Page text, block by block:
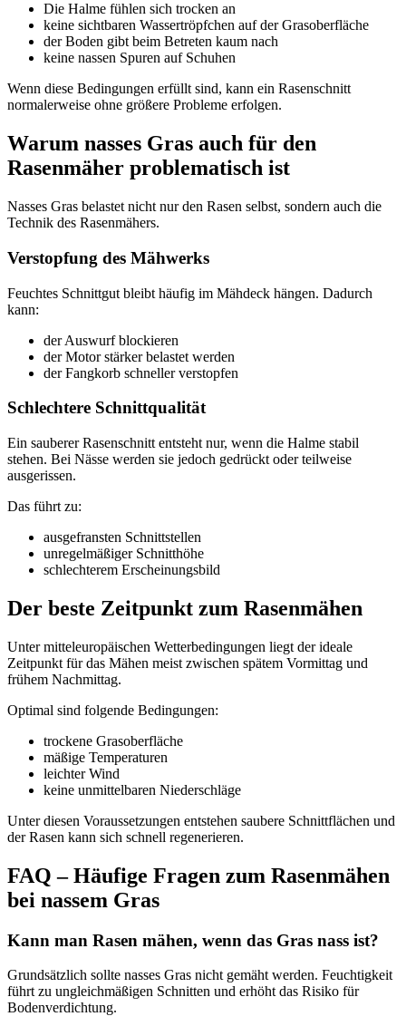
Die Halme fühlen sich trocken an
keine sichtbaren Wassertröpfchen auf der Grasoberfläche
der Boden gibt beim Betreten kaum nach
keine nassen Spuren auf Schuhen
Wenn diese Bedingungen erfüllt sind, kann ein Rasenschnitt
normalerweise ohne größere Probleme erfolgen.
Warum nasses Gras auch für den
Rasenmäher problematisch ist
Nasses Gras belastet nicht nur den Rasen selbst, sondern auch die
Technik des Rasenmähers.
Verstopfung des Mähwerks
Feuchtes Schnittgut bleibt häufig im Mähdeck hängen. Dadurch
kann:
der Auswurf blockieren
der Motor stärker belastet werden
der Fangkorb schneller verstopfen
Schlechtere Schnittqualität
Ein sauberer Rasenschnitt entsteht nur, wenn die Halme stabil
stehen. Bei Nässe werden sie jedoch gedrückt oder teilweise
ausgerissen.
Das führt zu:
ausgefransten Schnittstellen
unregelmäßiger Schnitthöhe
schlechterem Erscheinungsbild
Der beste Zeitpunkt zum Rasenmähen
Unter mitteleuropäischen Wetterbedingungen liegt der ideale
Zeitpunkt für das Mähen meist zwischen spätem Vormittag und
frühem Nachmittag.
Optimal sind folgende Bedingungen:
trockene Grasoberfläche
mäßige Temperaturen
leichter Wind
keine unmittelbaren Niederschläge
Unter diesen Voraussetzungen entstehen saubere Schnittflächen und
der Rasen kann sich schnell regenerieren.
FAQ – Häufige Fragen zum Rasenmähen
bei nassem Gras
Kann man Rasen mähen, wenn das Gras nass ist?
Grundsätzlich sollte nasses Gras nicht gemäht werden. Feuchtigkeit
führt zu ungleichmäßigen Schnitten und erhöht das Risiko für
Bodenverdichtung.